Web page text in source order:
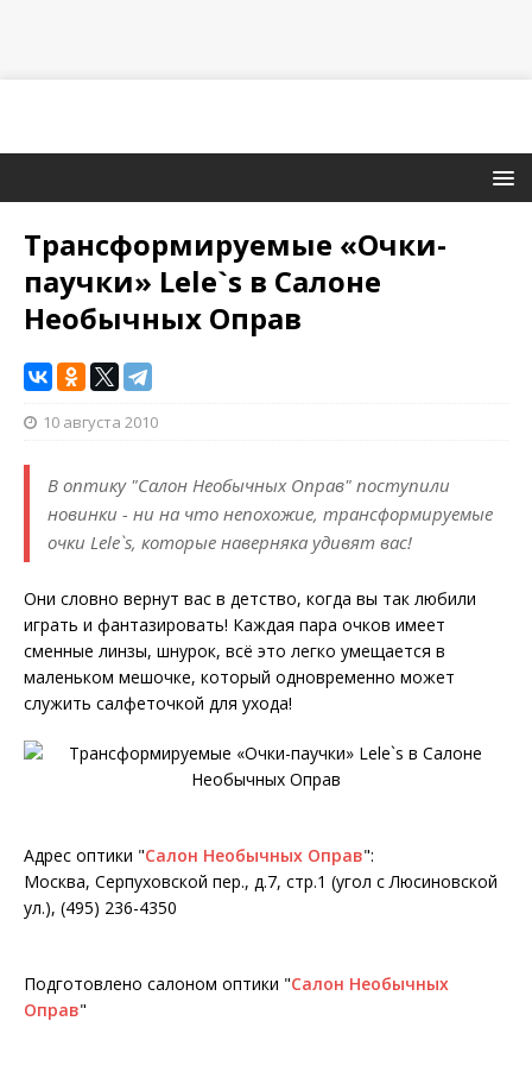
Трансформируемые «Очки-
паучки» Lele`s в Салоне
Необычных Оправ
10 августа 2010
В оптику "Салон Необычных Оправ" поступили
новинки - ни на что непохожие, трансформируемые
очки Lele`s, которые наверняка удивят вас!
Они словно вернут вас в детство, когда вы так любили
играть и фантазировать! Каждая пара очков имеет
сменные линзы, шнурок, всё это легко умещается в
маленьком мешочке, который одновременно может
служить салфеточкой для ухода!
Адрес оптики "Салон Необычных Оправ":
Москва, Серпуховской пер., д.7, стр.1 (угол с Люсиновской
ул.), (495) 236-4350
Подготовлено салоном оптики "Салон Необычных
Оправ"